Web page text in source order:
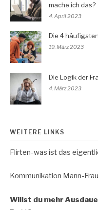
mache ich das?
4. April 2023
Die 4
19. März 2023
Die Logik der
4. März 2023
WEITERE LINKS
Flirten-was ist das
Kommunikation Mann-Frau
Willst du mehr